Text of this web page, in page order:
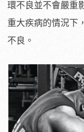
環不良並不會嚴重
重大疾病的情況下
不良。